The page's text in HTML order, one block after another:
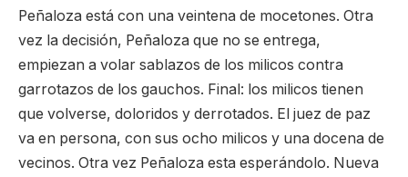
Peñaloza está con una veintena de mocetones. Otra
vez la decisión, Peñaloza que no se entrega,
empiezan a volar sablazos de los milicos contra
garrotazos de los gauchos. Final: los milicos tienen
que volverse, doloridos y derrotados. El juez de paz
va en persona, con sus ocho milicos y una docena de
vecinos. Otra vez Peñaloza esta esperándolo. Nueva